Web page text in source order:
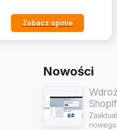
Zobacz opinie
Nowości